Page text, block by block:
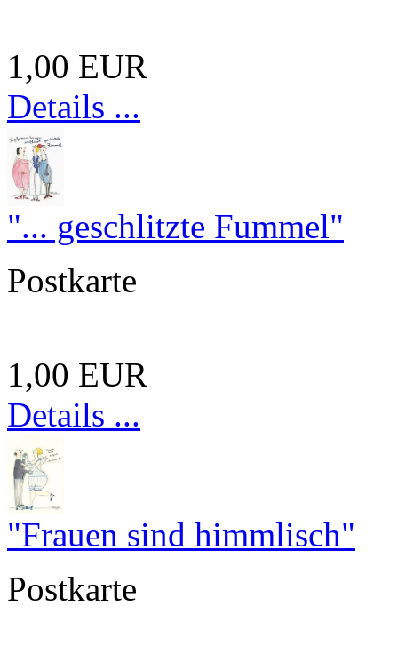
1,00 EUR
Details ...
"... geschlitzte Fummel"
Postkarte
1,00 EUR
Details ...
"Frauen sind himmlisch"
Postkarte